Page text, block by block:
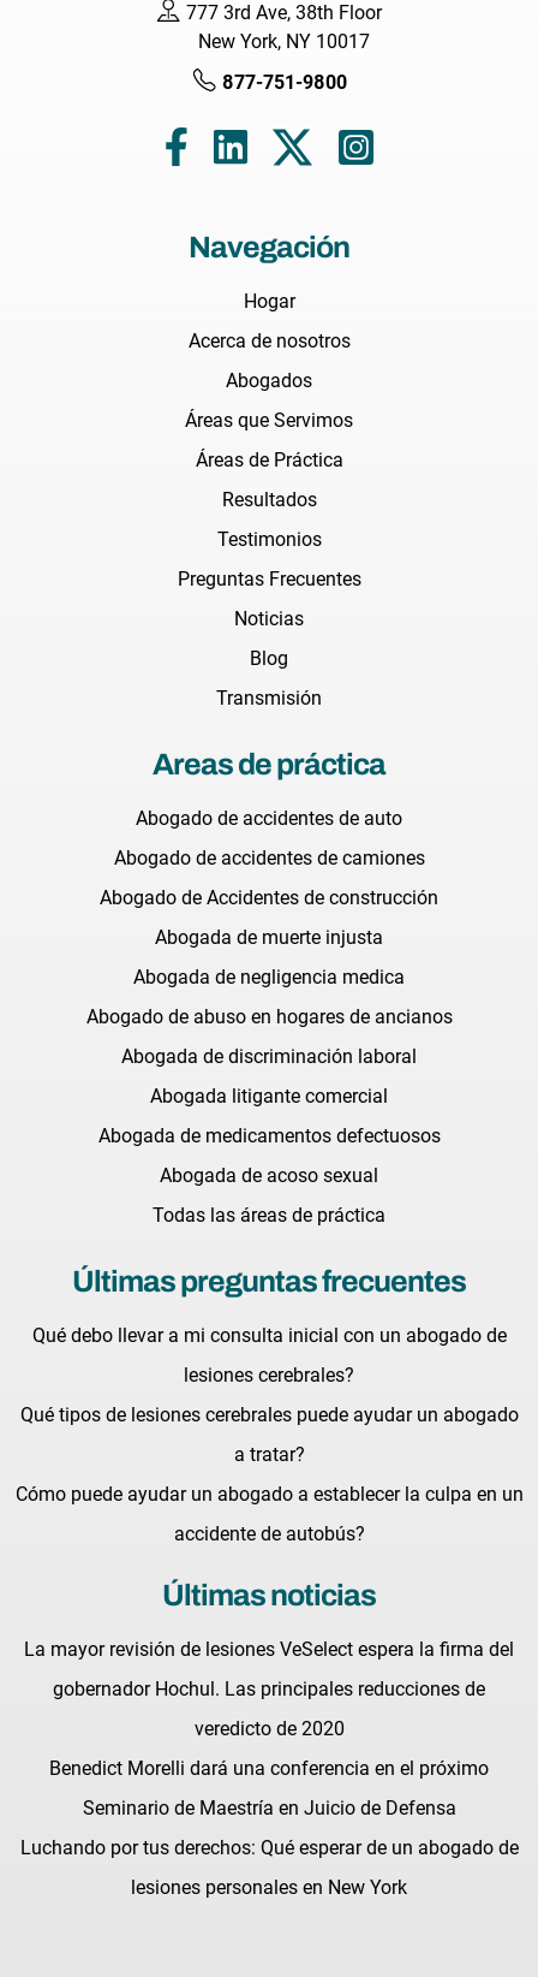
777 3rd Ave, 38th Floor
New York, NY 10017
877-751-9800
Navegación
Hogar
Acerca de nosotros
Abogados
Áreas que Servimos
Áreas de Práctica
Resultados
Testimonios
Preguntas Frecuentes
Noticias
Blog
Transmisión
Areas de práctica
Abogado de accidentes de auto
Abogado de accidentes de camiones
Abogado de Accidentes de construcción
Abogada de muerte injusta
Abogada de negligencia medica
Abogado de abuso en hogares de ancianos
Abogada de discriminación laboral
Abogada litigante comercial
Abogada de medicamentos defectuosos
Abogada de acoso sexual
Todas las áreas de práctica
Últimas preguntas frecuentes
Qué debo llevar a mi consulta inicial con un abogado de
lesiones cerebrales?
Qué tipos de lesiones cerebrales puede ayudar un abogado
a tratar?
Cómo puede ayudar un abogado a establecer la culpa en un
accidente de autobús?
Últimas noticias
La mayor revisión de lesiones VeSelect espera la firma del
gobernador Hochul. Las principales reducciones de
veredicto de 2020
Benedict Morelli dará una conferencia en el próximo
Seminario de Maestría en Juicio de Defensa
Luchando por tus derechos: Qué esperar de un abogado de
lesiones personales en New York